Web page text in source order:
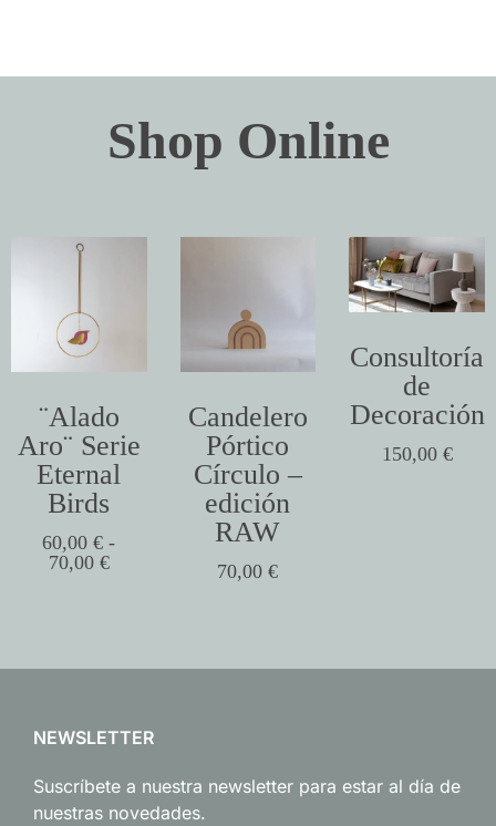
Shop Online
¨Alado
Aro¨ Serie
Eternal
Birds
60,00€ -
70,00 €
Candelero
Pórtico
Círculo –
edición
RAW
70,00€
Consultoría
de
Decoración
150,00 €
NEWSLETTER
Suscríbete a nuestra newsletter para estar al día de
nuestras novedades.